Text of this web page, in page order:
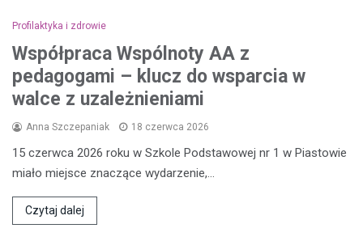
Profilaktyka i zdrowie
Współpraca Wspólnoty AA z
pedagogami – klucz do wsparcia w
walce z uzależnieniami
Anna Szczepaniak 18 czerwca 2026
15 czerwca 2026 roku w Szkole Podstawowej nr 1 w Piastowie
miało miejsce znaczące wydarzenie,…
Czytaj dalej